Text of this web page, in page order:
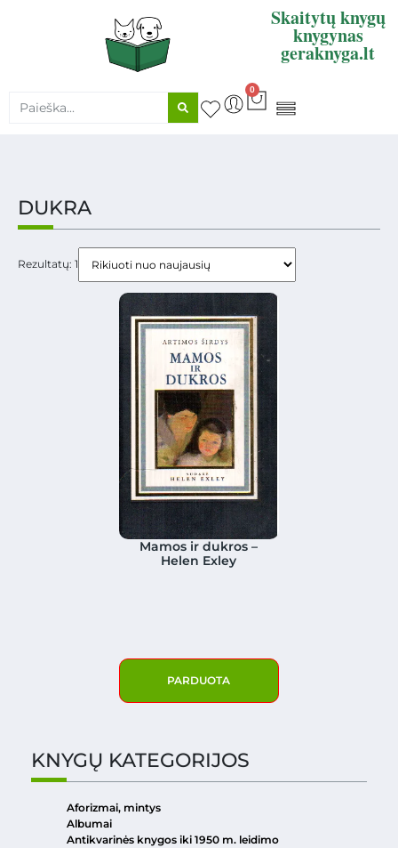
Skaitytų knygų
knygynas
geraknyga.lt
0
DUKRA
Rezultatų: 1
Mamos ir dukros –
Helen Exley
PARDUOTA
KNYGŲ KATEGORIJOS
Aforizmai, mintys
Albumai
Antikvarinės knygos iki 1950 m. leidimo